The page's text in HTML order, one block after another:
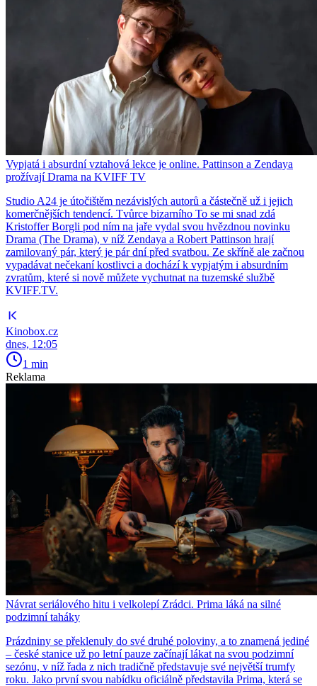
Vypjatá i absurdní vztahová lekce je online. Pattinson a Zendaya
prožívají Drama na KVIFF TV
Studio A24 je útočištěm nezávislých autorů a částečně už i jejich
komerčnějších tendencí. Tvůrce bizarního To se mi snad zdá
Kristoffer Borgli pod ním na jaře vydal svou hvězdnou novinku
Drama (The Drama), v níž Zendaya a Robert Pattinson hrají
zamilovaný pár, který je pár dní před svatbou. Ze skříně ale začnou
vypadávat nečekaní kostlivci a dochází k vypjatým i absurdním
zvratům, které si nově můžete vychutnat na tuzemské službě
KVIFF.TV.
Kinobox.cz
dnes, 12:05
1 min
Reklama
Návrat seriálového hitu i velkolepí Zrádci. Prima láká na silné
podzimní taháky
Prázdniny se překlenuly do své druhé poloviny, a to znamená jediné
– české stanice už po letní pauze začínají lákat na svou podzimní
sezónu, v níž řada z nich tradičně představuje své největší trumfy
roku. Jako první svou nabídku oficiálně představila Prima, která se